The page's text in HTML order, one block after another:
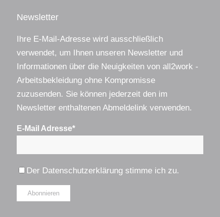
Newsletter
Ihre E-Mail-Adresse wird ausschließlich
verwendet, um Ihnen unseren Newsletter und
Informationen über die Neuigkeiten von all2work -
Arbeitsbekleidung ohne Kompromisse
zuzusenden. Sie können jederzeit den im
Newsletter enthaltenen Abmeldelink verwenden.
E-Mail Adresse*
Der Datenschutzerklärungstimme ich zu.